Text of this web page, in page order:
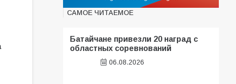
САМОЕ ЧИТАЕМОЕ
Батайчане привезли 20 наград с
областных соревнований
06.08.2026